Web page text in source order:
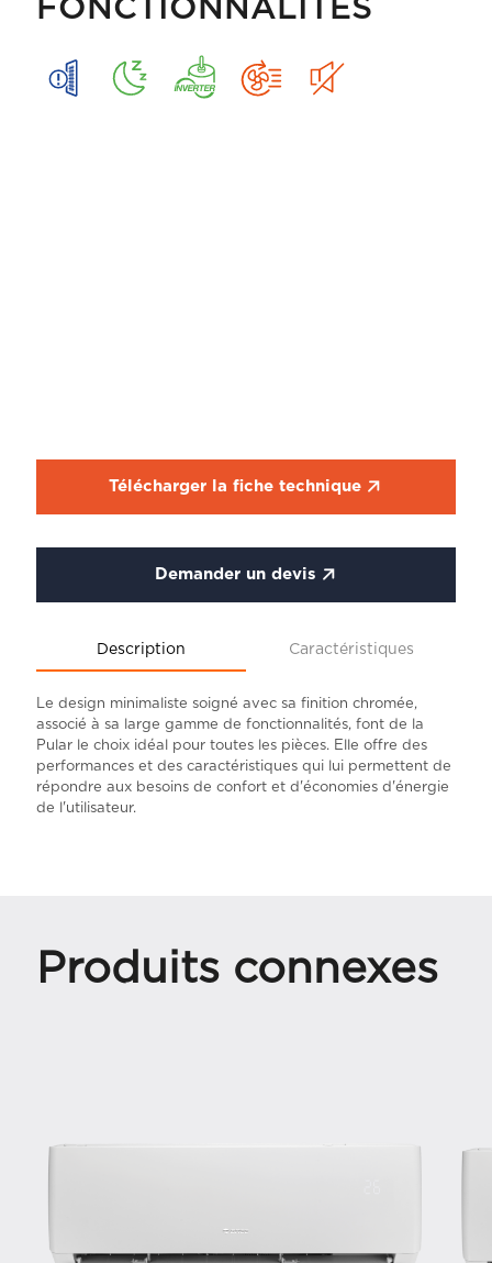
FONCTIONNALITÉS
Télécharger la fiche technique
Demander un devis
Description Caractéristiques
Le design minimaliste soigné avec sa finition chromée,
associé à sa large gamme de fonctionnalités, font de la
Pular le choix idéal pour toutes les pièces. Elle offre des
performances et des caractéristiques qui lui permettent de
répondre aux besoins de confort et d'économies d'énergie
de l'utilisateur.
Produits connexes